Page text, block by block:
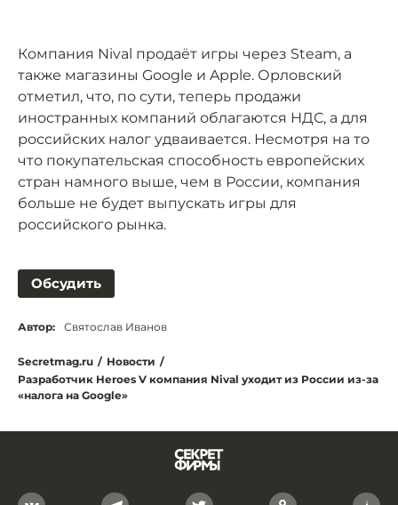
Компания Nival продаёт игры через Steam, а
также магазины Google и Apple. Орловский
отметил, что, по сути, теперь продажи
иностранных компаний облагаются НДС, а для
российских налог удваивается. Несмотря на то
что покупательская способность европейских
стран намного выше, чем в России, компания
больше не будет выпускать игры для
российского рынка.
Обсудить
Автор: Святослав Иванов
Secretmag.ru / Новости /
Разработчик Heroes V компания Nival уходит из России из-за
«налога на Google»